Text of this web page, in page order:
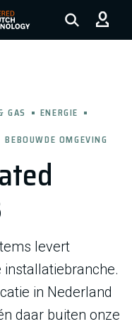
GAS
ENERGIE
BEBOUWDE OMGEVING
levert
in Nederland
daar buiten onze